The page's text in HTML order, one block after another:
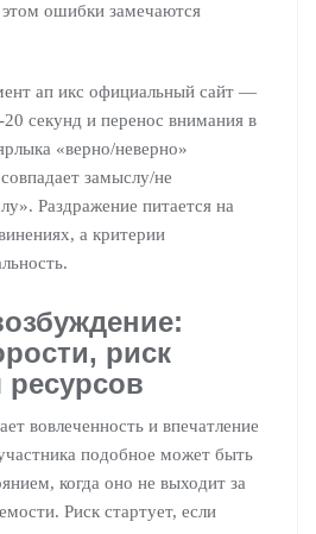
ошибки замечаются
ап икс официальный сайт —
секунд и перенос внимания в
«верно/неверно»
замыслу/не
Раздражение питается на
а критерии
риск
вовлеченность и впечатление
подобное может быть
когда оно не выходит за
Риск стартует, если